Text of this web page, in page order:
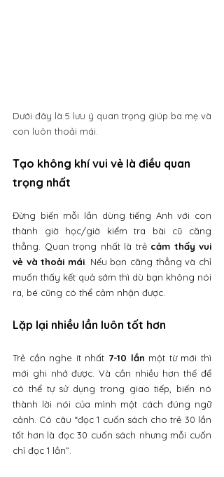
Dưới đây là 5 lưu ý quan trọng giúp ba mẹ và
con luôn thoải mái.
Tạo không khí vui vẻ là điều quan
trọng nhất
Đừng biến mỗi lần dùng tiếng Anh với con
thành giờ học/giờ kiểm tra bài cũ căng
thẳng. Quan trọng nhất là trẻ cảm thấy vui
vẻ và thoải mái . Nếu bạn căng thẳng và chỉ
muốn thấy kết quả sớm thì dù bạn không nói
ra, bé cũng có thể cảm nhận được.
Lặp lại nhiều lần luôn tốt hơn
Trẻ cần nghe ít nhất 7-10 lần một từ mới thì
mới ghi nhớ được. Và cần nhiều hơn thế để
có thể tự sử dụng trong giao tiếp, biến nó
thành lời nói của mình một cách đúng ngữ
cảnh. Có câu “đọc 1 cuốn sách cho trẻ 30 lần
tốt hơn là đọc 30 cuốn sách nhưng mỗi cuốn
chỉ đọc 1 lần”.